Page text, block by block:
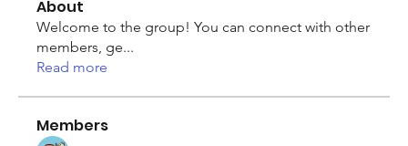
About
Welcome to the group! You can connect with other
members, ge...
Read more
Members